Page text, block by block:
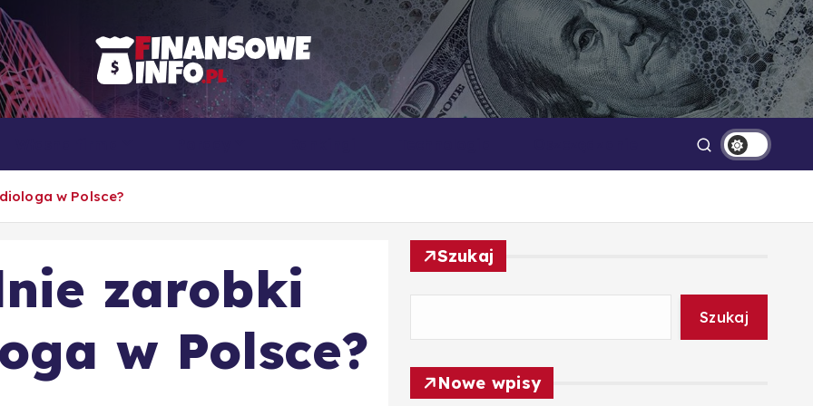
To i owo o rachunkowości, pracy, biznesie i ekonomii
w Polsce?
zarobki
w Polsce?
Szukaj
Szukaj
Nowe wpisy